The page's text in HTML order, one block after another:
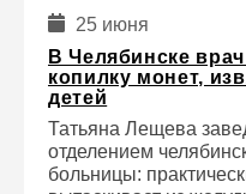
25 июня
В Челябинске
копилку монет,
детей
Татьяна Лещева
отделением
больницы: